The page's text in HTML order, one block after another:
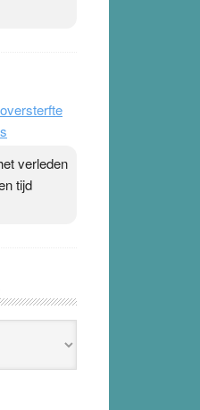
verleden
tijd